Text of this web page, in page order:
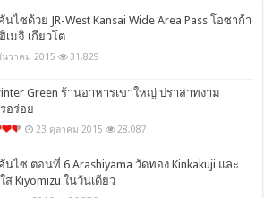
นไซด้วย JR-West Kansai Wide Area Pass โอซาก้า
เมจิ เกียวโต
นวาคม 2015 31,829
Green ร้านอาหารเขาใหญ่ ปราสาทงาม
อร่อย
23 ตุลาคม 2015 28,087
นไซ ตอนที่ 6 Arashiyama วัดทอง Kinkakuji และ
ส Kiyomizu ในวันเดียว